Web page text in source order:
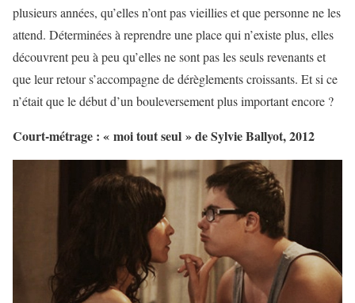
plusieurs années, qu’elles n’ont pas vieillies et que personne ne les
attend. Déterminées à reprendre une place qui n’existe plus, elles
découvrent peu à peu qu’elles ne sont pas les seuls revenants et
que leur retour s’accompagne de dérèglements croissants. Et si ce
n’était que le début d’un bouleversement plus important encore ?
Court-métrage : « moi tout seul » de Sylvie Ballyot, 2012